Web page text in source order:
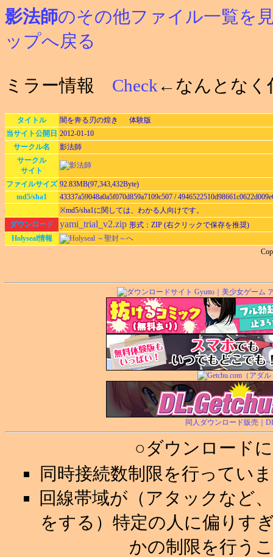
影法師のその他ファイル一覧を
ップへ戻る
ミラー情報 Check ←なんとなく
タイトル
闇を奔る刃の煌き 体験版
当サイト公開日 2012-01-10
サークル名
影法師
サークル
サイト
ファイルサイズ 92.83MB(97,343,432Byte)
md5/sha1
43337a59048a0a5f070d859a7109c507 /
※md5/sha1に関しては、わかる人向けです。
ダウンロード
yami_trial_v2.zip 形式：ZIP (右クリックで保存を推奨)
Holyseal情報
Holyseal ～聖封～へ
同人ダウンロード販売｜
○ダウンロード
同時接続数制限を行ってい
回線帯域が（アタックなど
をする）特定の人に偏りす
かの制限を行う